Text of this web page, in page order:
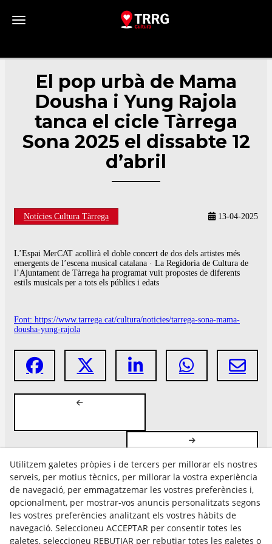
Toggle navigation
El pop urbà de Mama
Dousha i Yung Rajola
tanca el cicle Tàrrega
Sona 2025 el dissabte 12
d’abril
Notícies Cultura Tàrrega 13-04-2025
L’Espai MerCAT acollirà el doble concert de dos dels artistes més
emergents de l’escena musical catalana · La Regidoria de Cultura de
l’Ajuntament de Tàrrega ha programat vuit propostes de diferents
estils musicals per a tots els públics i edats
Font: https://www.tarrega.cat/cultura/noticies/tarrega-sona-mama-
dousha-yung-rajola
Avís Legal
Política Cookies
Utilitzem galetes pròpies i de tercers per millorar els nostres
serveis, per motius tècnics, per millorar la vostra experiència
de navegació, per emmagatzemar les vostres preferències i,
opcionalment, per mostrar-vos anuncis personalitzats segons
les vostres preferències analitzant els vostres hàbits de
navegació. Seleccioneu ACCEPTAR per consentir totes les
galetes, seleccioneu REBUTJAR per rebutjar totes les galetes o